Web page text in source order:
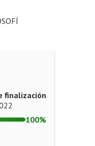
finalización
100%